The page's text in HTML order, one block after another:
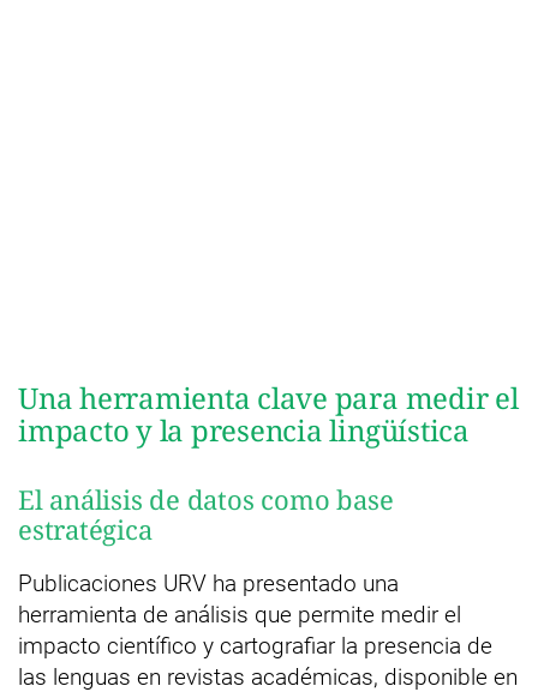
Una herramienta clave para medir el
impacto y la presencia lingüística
El análisis de datos como base
estratégica
Publicaciones URV ha presentado una
herramienta de análisis que permite medir el
impacto científico y cartografiar la presencia de
las lenguas en revistas académicas, disponible en